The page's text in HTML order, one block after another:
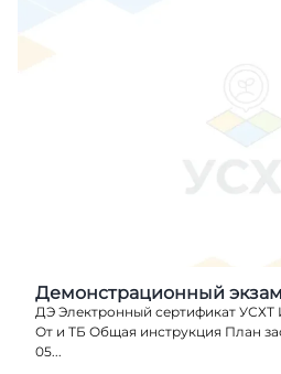
Демонстрационный
ДЭ Электронный сертификат УСХТ
От и ТБ Общая инструкция План
05...